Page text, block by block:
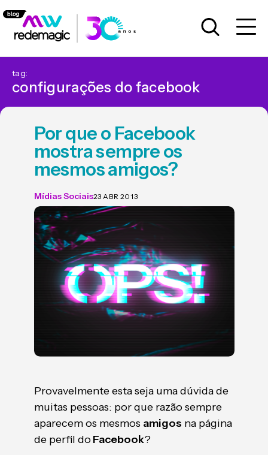
tag:
configurações do facebook
Por que o Facebook
mostra sempre os
mesmos amigos?
Mídias Sociais23 ABR 2013
Provavelmente esta seja uma dúvida de
muitas pessoas: por que razão sempre
aparecem os mesmos amigos na página
de perfil doFacebook?